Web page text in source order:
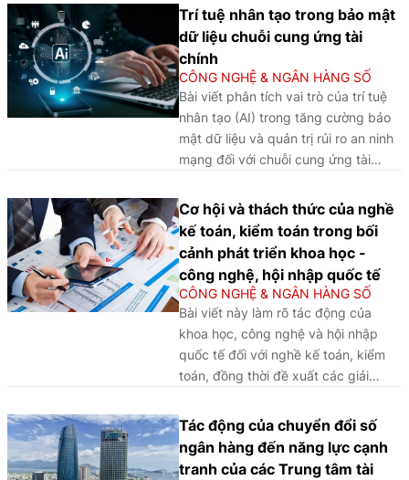
Trí tuệ nhân tạo trong bảo mật
dữ liệu chuỗi cung ứng tài
chính
CÔNG NGHỆ & NGÂN HÀNG SỐ
Bài viết phân tích vai trò của trí tuệ
nhân tạo (AI) trong tăng cường bảo
mật dữ liệu và quản trị rủi ro an ninh
mạng đối với chuỗi cung ứng tài
trong ngành Ngân hàng, qua đó làm
rõ những lợi ích, thách thức và hàm ý
nhằm nâng cao hiệu quả ứng dụng
AI trong bối cảnh chuyển đổi số.
Cơ hội và thách thức của nghề
kế toán, kiểm toán trong bối
cảnh phát triển khoa học -
công nghệ, hội nhập quốc tế
CÔNG NGHỆ & NGÂN HÀNG SỐ
Bài viết này làm rõ tác động của
khoa học, công nghệ và hội nhập
quốc tế đối với nghề kế toán, kiểm
toán, đồng thời đề xuất các giải
chất lượng nguồn nhân lực trong bối
cảnh chuyển đổi số.
Tác động của chuyển đổi số
ngân hàng đến năng lực cạnh
tranh của các Trung tâm tài